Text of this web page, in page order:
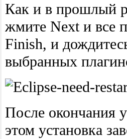
Как и в прошлый
жмите Next и все
Finish, и
выбранных
После окончания
этом установка